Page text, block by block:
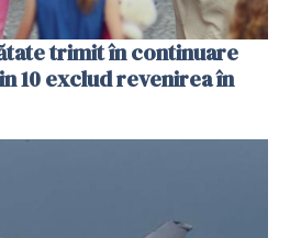
trimit în continuare
10 exclud revenirea în